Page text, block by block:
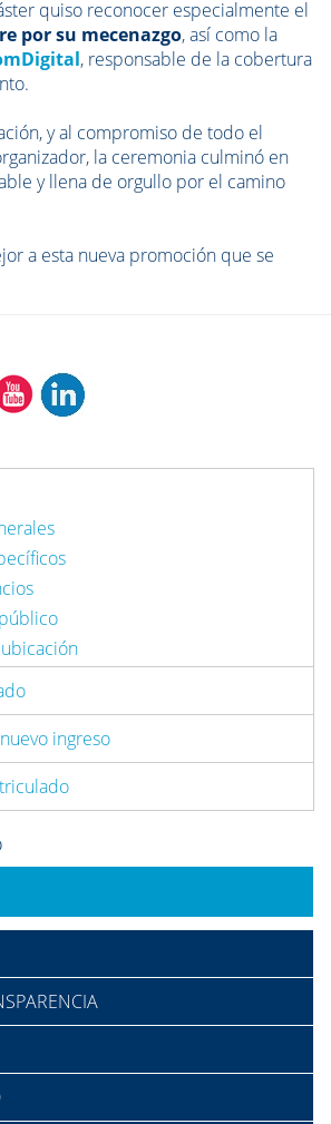
quiso reconocer especialmente el
por su mecenazgo, así como la
, responsable de la cobertura
y al compromiso de todo el
la ceremonia culminó en
y llena de orgullo por el camino
a esta nueva promoción que se
ingreso